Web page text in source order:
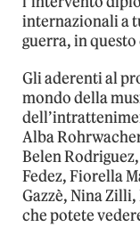
internazionali a
guerra, in questo
Gli aderenti al
mondo della
Alba
Belen
Fedez, Fiorella
Gazzè, Nina
che potete